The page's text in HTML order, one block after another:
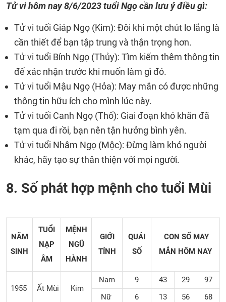
Tử vi hôm nay 8/6/2023 tuổi Ngọ cần lưu ý điều gì:
Tử vi tuổi Giáp Ngọ (Kim): Đôi khi một chút lo lắng là
cần thiết để bạn tập trung và thận trọng hơn.
Tử vi tuổi Bính Ngọ (Thủy): Tìm kiếm thêm thông tin
để xác nhận trước khi muốn làm gì đó.
Tử vi tuổi Mậu Ngọ (Hỏa): May mắn có được những
thông tin hữu ích cho mình lúc này.
Tử vi tuổi Canh Ngọ (Thổ): Giai đoạn khó khăn đã
tạm qua đi rồi, bạn nên tận hưởng bình yên.
Tử vi tuổi Nhâm Ngọ (Mộc): Đừng làm khó người
khác, hãy tạo sự thân thiện với mọi người.
8. Số phát hợp mệnh cho tuổi Mùi
NĂM
SINH
TUỔI
NẠP
ÂM
MỆNH
NGŨ
HÀNH
GIỚI
TÍNH
QUÁI
SỐ
CON SỐ MAY
MẮN HÔM NAY
1955 Ất Mùi Kim
Nam 9 43 29
97
Nữ
6 13 56 68